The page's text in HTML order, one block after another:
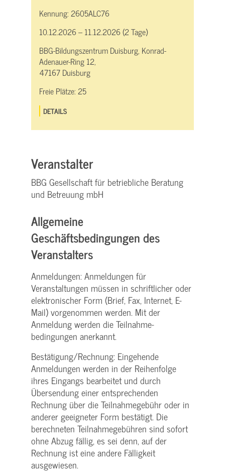
Kennung:2605ALC76
10.12.2026 – 11.12.2026 (2 Tage)
BBG-Bildungszentrum Duisburg, Konrad-
Adenauer-Ring 12,
47167 Duisburg
Freie Plätze:25
DETAILS
Veranstalter
BBG Gesellschaft für betriebliche Beratung
und Betreuung mbH
Allgemeine
Geschäftsbedingungen des
Veranstalters
Anmeldungen: Anmeldungen für
Veranstaltungen müssen in schriftlicher oder
elektronischer Form (Brief, Fax, Internet, E-
Mail) vorgenommen werden. Mit der
Anmeldung werden die Teilnahme­
bedingungen anerkannt.
Bestätigung­/Rechnung: Eingehende
Anmeldungen werden in der Reihenfolge
ihres Eingangs bearbeitet und durch
Übersendung einer entsprechenden
Rechnung über die Teilnahmegebühr oder in
anderer geeigneter Form bestätigt. Die
berechneten Teilnahmegebühren sind sofort
ohne Abzug fällig, es sei denn, auf der
Rechnung ist eine andere Fälligkeit
ausgewiesen.